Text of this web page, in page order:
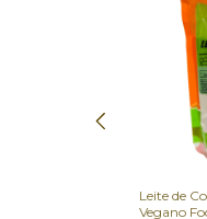
Leite de
Vegano